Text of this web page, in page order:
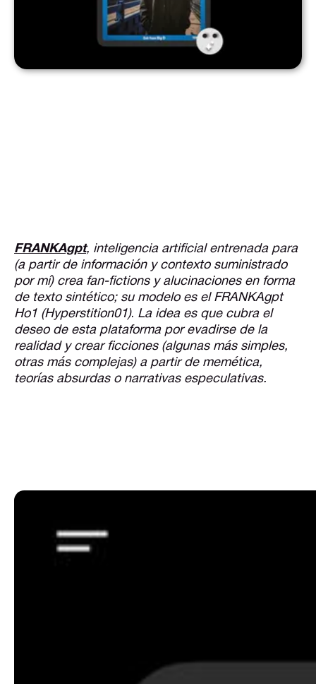
FRANKAgpt, inteligencia artificial entrenada para
(a partir de información y contexto suministrado
por mí) crea fan-fictions y alucinaciones en forma
de texto sintético; su modelo es el FRANKAgpt
Ho1 (Hyperstition01). La idea es que cubra el
deseo de esta plataforma por evadirse de la
realidad y crear ficciones (algunas más simples,
otras más complejas) a partir de memética,
teorías absurdas o narrativas especulativas.